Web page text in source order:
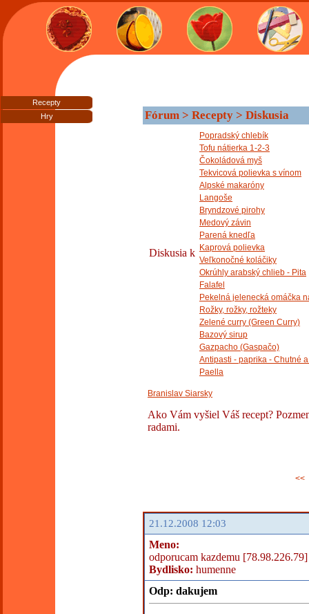
Recepty
Hry
Fórum > Recepty > Diskusia
Diskusia k
Popradský chlebík
Tofu nátierka 1-2-3
Čokoládová myš
Tekvicová polievka s vínom
Alpské makaróny
Langoše
Bryndzové pirohy
Medový závin
Parená knedľa
Kaprová polievka
Veľkonočné koláčiky
Okrúhly arabský chlieb - Pita
Falafel
Pekelná jelenecká omáčka
Rožky, rožky, rožteky
Zelené curry (Green Curry)
Bazový sirup
Gazpacho (Gaspačo)
Antipasti - paprika - Chutné
Paella
Branislav Siarsky
Ako Vám vyšiel Váš recept?
radami.
<<
21.12.2008 12:03
Meno:
odporucam kazdemu [78.98.226.79]
Bydlisko: humenne
Odp: dakujem